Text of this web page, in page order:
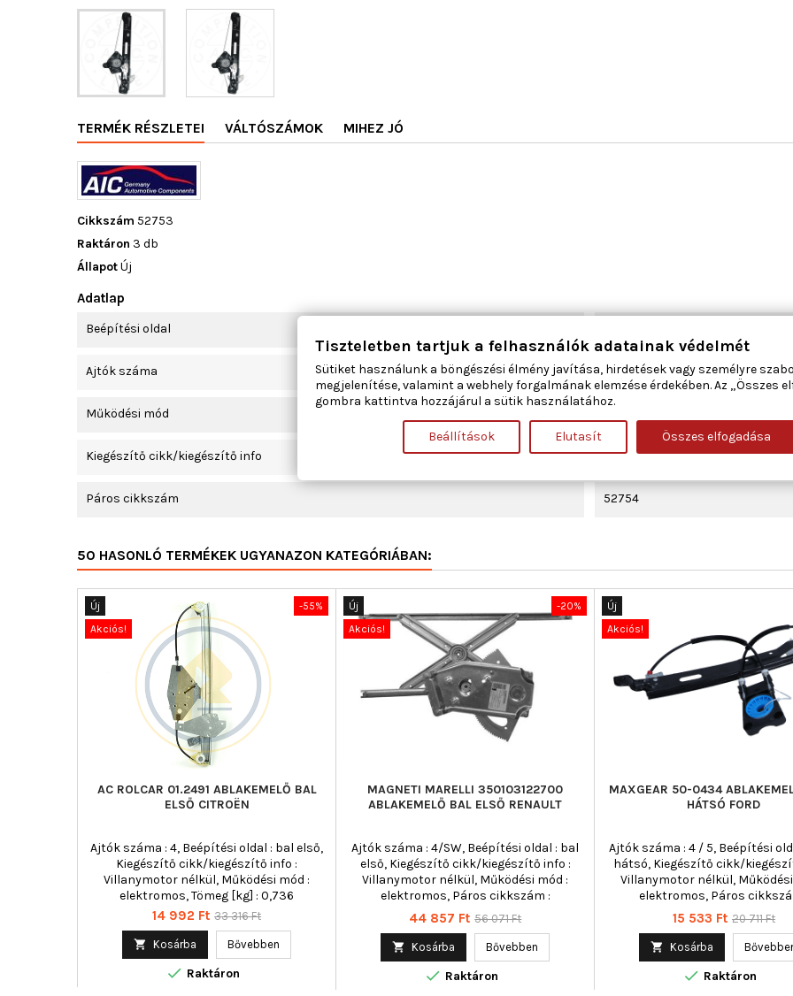
TERMÉK RÉSZLETEI VÁLTÓSZÁMOK MIHEZ JÓ
Cikkszám 52753
Raktáron 3 db
ÁllapotÚj
Adatlap
Beépítési oldal
Ajtók száma 4
Működési mód
Kiegészítő cikk/kiegészítő info Villanymotor nélkül
Páros cikkszám 52754
50 HASONLÓ TERMÉKEK UGYANAZON KATEGÓRIÁBAN:
-55%
Új
Akciós!
AC ROLCAR 01.2491 ABLAKEMELŐ BAL
ELSŐ CITROËN
Ajtók száma : 4, Beépítési oldal : bal első,
Kiegészítő cikk/kiegészítő info :
Villanymotor nélkül, Működési mód :
elektromos, Tömeg [kg] : 0,736
Ár
14 992 Ft Normál
33 316 Ft
 Kosárba Bővebben
 Raktáron
-20%
Új
Akciós!
MAGNETI MARELLI 350103122700
ABLAKEMELŐ BAL ELSŐ RENAULT
Ajtók száma : 4/SW, Beépítési oldal : bal
első, Kiegészítő cikk/kiegészítő info :
Villanymotor nélkül, Működési mód :
elektromos, Páros cikkszám :
350103122800
Ár
44 857 Ft Normál
56 071 Ft
 Kosárba Bővebben
 Raktáron
Új
Akciós!
MAXGEAR 50-0434
HÁTSÓ FORD
Ajtók száma : 4 / 5, Beépítési
hátsó, Kiegészítő cikk/
Villanymotor nélkül,
elektromos, Páros
350103941000
Ár
15 533 Ft Normál
20 711 Ft
 Kosárba
 Raktáron
Tiszteletben tartjuk a felhasználók adatainak védelmét
Sütiket használunk a böngészési élmény javítása, hirdetések vagy személyre
megjelenítése, valamint a webhely forgalmának elemzése érdekében. Az „Összes
gombra kattintva hozzájárul a sütik használatához.
Beállítások Elutasít Összes elfogadása